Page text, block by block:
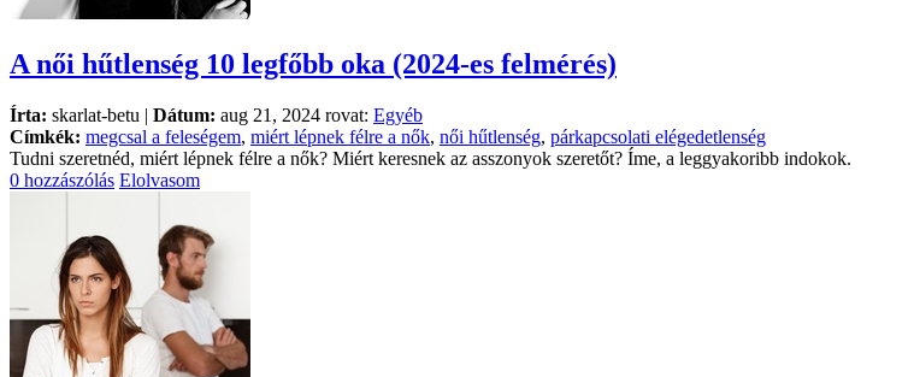
A női hűtlenség 10 legfőbb oka (2024-es felmérés)
Írta: skarlat-betu | Dátum: aug 21, 2024 rovat: Egyéb
Címkék: megcsal a feleségem, miért lépnek félre a nők, női hűtlenség, párkapcsolati elégedetlenség
Tudni szeretnéd, miért lépnek félre a nők? Miért keresnek az asszonyok szeretőt? Íme, a leggyakoribb indokok.
0 hozzászólás Elolvasom